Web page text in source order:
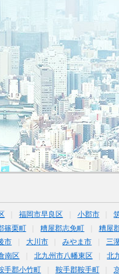
福岡市早良区 小郡市
篠栗町 糟屋郡志免町 糟屋
市 大川市 みやま市 三
南区 北九州市八幡東区 北
手郡小竹町 鞍手郡鞍手町